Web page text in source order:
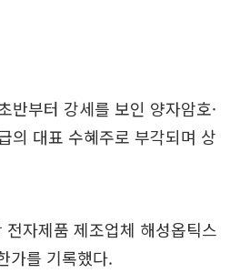
반부터 강세를 보인 양자암호·
의 대표 수혜주로 부각되며 상
자제품 제조업체 해성옵틱스
가를 기록했다.